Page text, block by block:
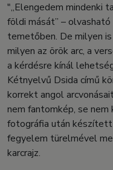
"„Elengedem mindenki
földi mását” – olvasható
temetőben. De milyen
milyen az örök arc, a
a kérdésre kínál
Kétnyelvű Dsida című
korrekt angol
nem fantomkép, se
fotográfia után készített
fegyelem türelmével
karcrajz.